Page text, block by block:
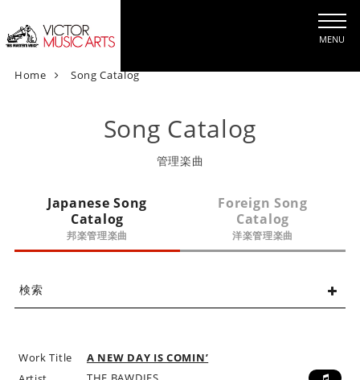
MENU
Home
V
u
[
Song Catalog
Song Catalog
管理楽曲
Japanese Song
Catalog
邦楽管理楽曲
Foreign Song
Catalog
洋楽管理楽曲
検索
Work Title
A NEW DAY IS COMIN’